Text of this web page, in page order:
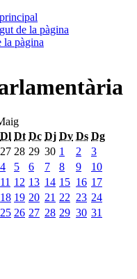
de la pàgina
la pàgina
Dl Dt Dc Dj Dv Ds Dg
27 28 29 30 1 2
3
4 5 6 7 8 9
10
11 12 13 14 15 16 17
18 19 20 21 22 23 24
25 26 27 28 29 30 31